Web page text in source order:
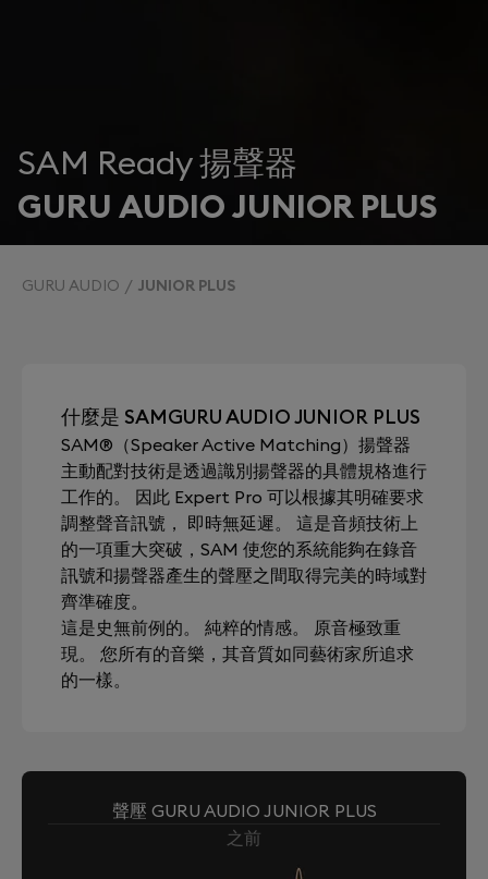
SAM Ready 揚聲器
GURU AUDIO JUNIOR PLUS
GURU AUDIO JUNIOR PLUS
什麼是 SAMGURU AUDIO JUNIOR PLUS
SAM®（Speaker Active Matching）揚聲器
主動配對技術是透過識別揚聲器的具體規格進行
工作的。 因此 Expert Pro 可以根據其明確要求
調整聲音訊號， 即時無延遲。 這是音頻技術上
的一項重大突破，SAM 使您的系統能夠在錄音
訊號和揚聲器產生的聲壓之間取得完美的時域對
齊準確度。
這是史無前例的。 純粹的情感。 原音極致重
現。 您所有的音樂，其音質如同藝術家所追求
的一樣。
聲壓 GURU AUDIO JUNIOR PLUS
之前